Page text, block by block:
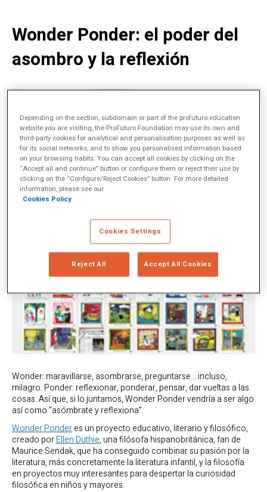
Wonder Ponder: el poder del
asombro y la reflexión
Wonder: maravillarse, asombrarse, preguntarse… incluso,
milagro. Ponder: reflexionar, ponderar, pensar, dar vueltas a las
cosas. Así que, si lo juntamos, Wonder Ponder vendría a ser algo
así como “asómbrate y reflexiona”.
Wonder Ponderes un proyecto educativo, literario y filosófico,
creado porEllen Duthie, una filósofa hispanobritánica, fan de
Maurice Sendak, que ha conseguido combinar su pasión por la
literatura, más concretamente la literatura infantil, y la filosofía
en proyectos muy interesantes para despertar la curiosidad
filosófica en niños y mayores.
Depending on the section, subdomain or part of the profuturo.education
website you are visiting, the ProFuturo Foundation may use its own and
third-party cookies for analytical and personalisation purposes as well as
for its social networks, and to show you personalised information based
on your browsing habits. You can accept all cookies by clicking on the
“Accept all and continue” button or configure them or reject their use by
clicking on the “Configure/Reject Cookies” button. For more detailed
information, please see our
Cookies Policy
Cookies Settings
Reject All Accept All Cookies